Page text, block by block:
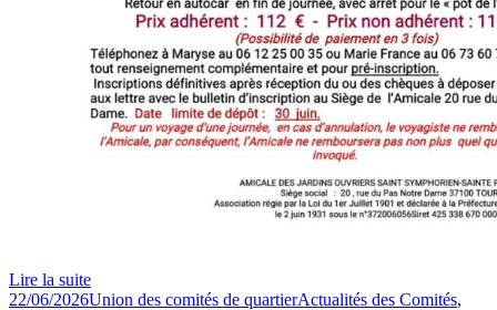
Lire la suite
Publié
22/06/2026Auteur
Union des comités de quartierCatégories
Actualités des Comités,